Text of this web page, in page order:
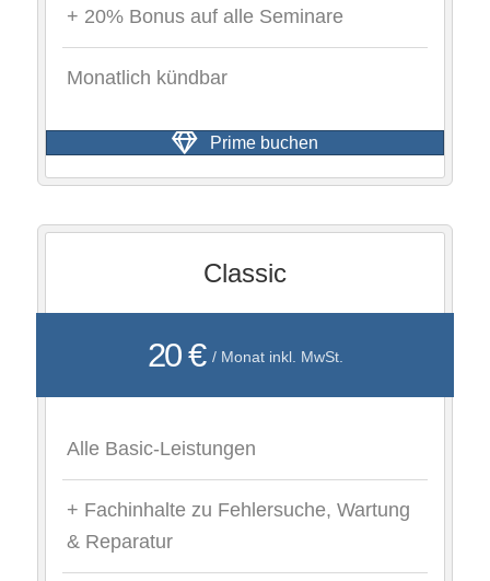
+ 20% Bonus auf alle Seminare
Monatlich kündbar
Prime buchen
Classic
20 € / Monat inkl. MwSt.
Alle Basic-Leistungen
+ Fachinhalte zu Fehlersuche, Wartung
& Reparatur